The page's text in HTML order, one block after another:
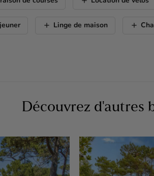
add Linge de maison add
Découvrez d'autres